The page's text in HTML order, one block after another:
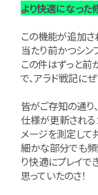
より快適になった
この機能が追加さ
当たり前かつシ
この件はずっと
で、アラド戦記に
皆がご存知の通り、
仕様が更新され
メージを測定して
細かな部分でも頻
り快適にプレイで
思っていたのさ！